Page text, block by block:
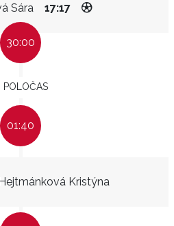
Sára 17:17
30:00
POLOČAS
01:40
Kristýna